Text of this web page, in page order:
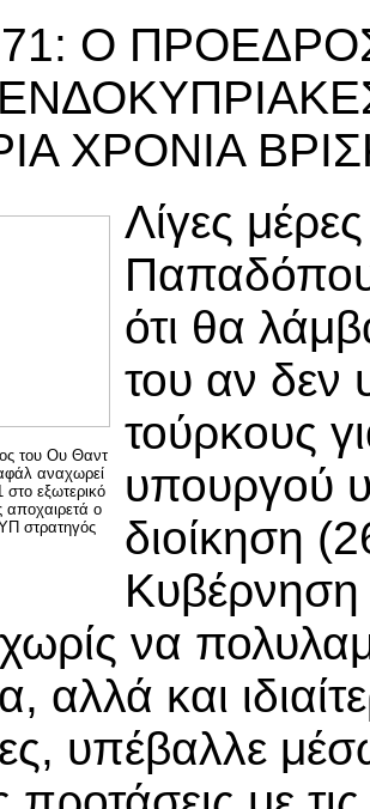
Ο
ΧΡΟΝΙΑ
του Ου Θαντ
αναχωρεί
εξωτερικό
αποχαιρετά ο
στρατηγός
Λίγες
ότι θα
του αν δεν
τούρκους
υπουργού
διοίκηση
να
αλλά και
υπέβαλλε